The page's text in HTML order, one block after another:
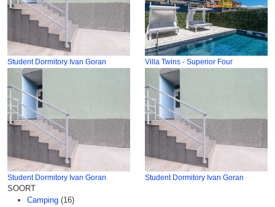
Student Dormitory Ivan Goran Villa Twins - Superior Four
Student Dormitory Ivan Goran Student Dormitory Ivan Goran
SOORT
Camping (16)